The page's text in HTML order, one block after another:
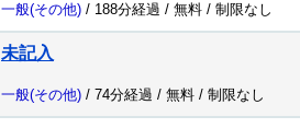
一般(その他) / 188分経過 / 無料 / 制限なし
未記入
一般(その他) / 74分経過 / 無料 / 制限なし